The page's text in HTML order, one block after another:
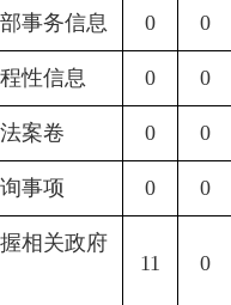
事务信息 0 0
性信息 0 0
案卷 0 0
事项 0 0
相关政府
11 0